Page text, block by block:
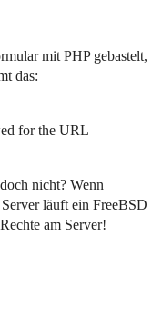
mit PHP gebastelt,
das:
for the URL
nicht? Wenn
läuft ein FreeBSD
am Server!